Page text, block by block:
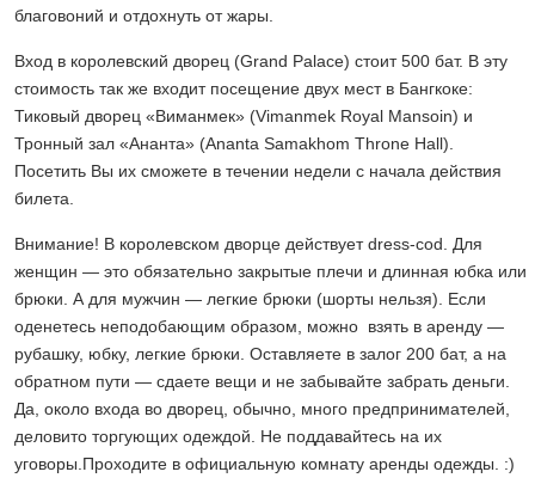
благовоний и отдохнуть от жары.
Вход в королевский дворец (Grand Palace) стоит 500 бат. В эту
стоимость так же входит посещение двух мест в Бангкоке:
Тиковый дворец «Виманмек» (Vimanmek Royal Mansoin) и
Тронный зал «Ананта» (Ananta Samakhom Throne Hall).
Посетить Вы их сможете в течении недели с начала действия
билета.
Внимание! В королевском дворце действует dress-cod. Для
женщин — это обязательно закрытые плечи и длинная юбка или
брюки. А для мужчин — легкие брюки (шорты нельзя). Если
оденетесь неподобающим образом, можно взять в аренду —
рубашку, юбку, легкие брюки. Оставляете в залог 200 бат, а на
обратном пути — сдаете вещи и не забывайте забрать деньги.
Да, около входа во дворец, обычно, много предпринимателей,
деловито торгующих одеждой. Не поддавайтесь на их
уговоры.Проходите в официальную комнату аренды одежды. :)